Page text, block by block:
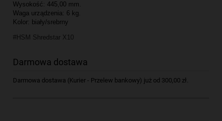
Wysokość: 445,00 mm.
Waga urządzenia: 6 kg.
Kolor: biały/srebrny
#HSM Shredstar X10
Darmowa dostawa
Darmowa dostawa (Kurier - Przelew bankowy) już od 300,00 zł.